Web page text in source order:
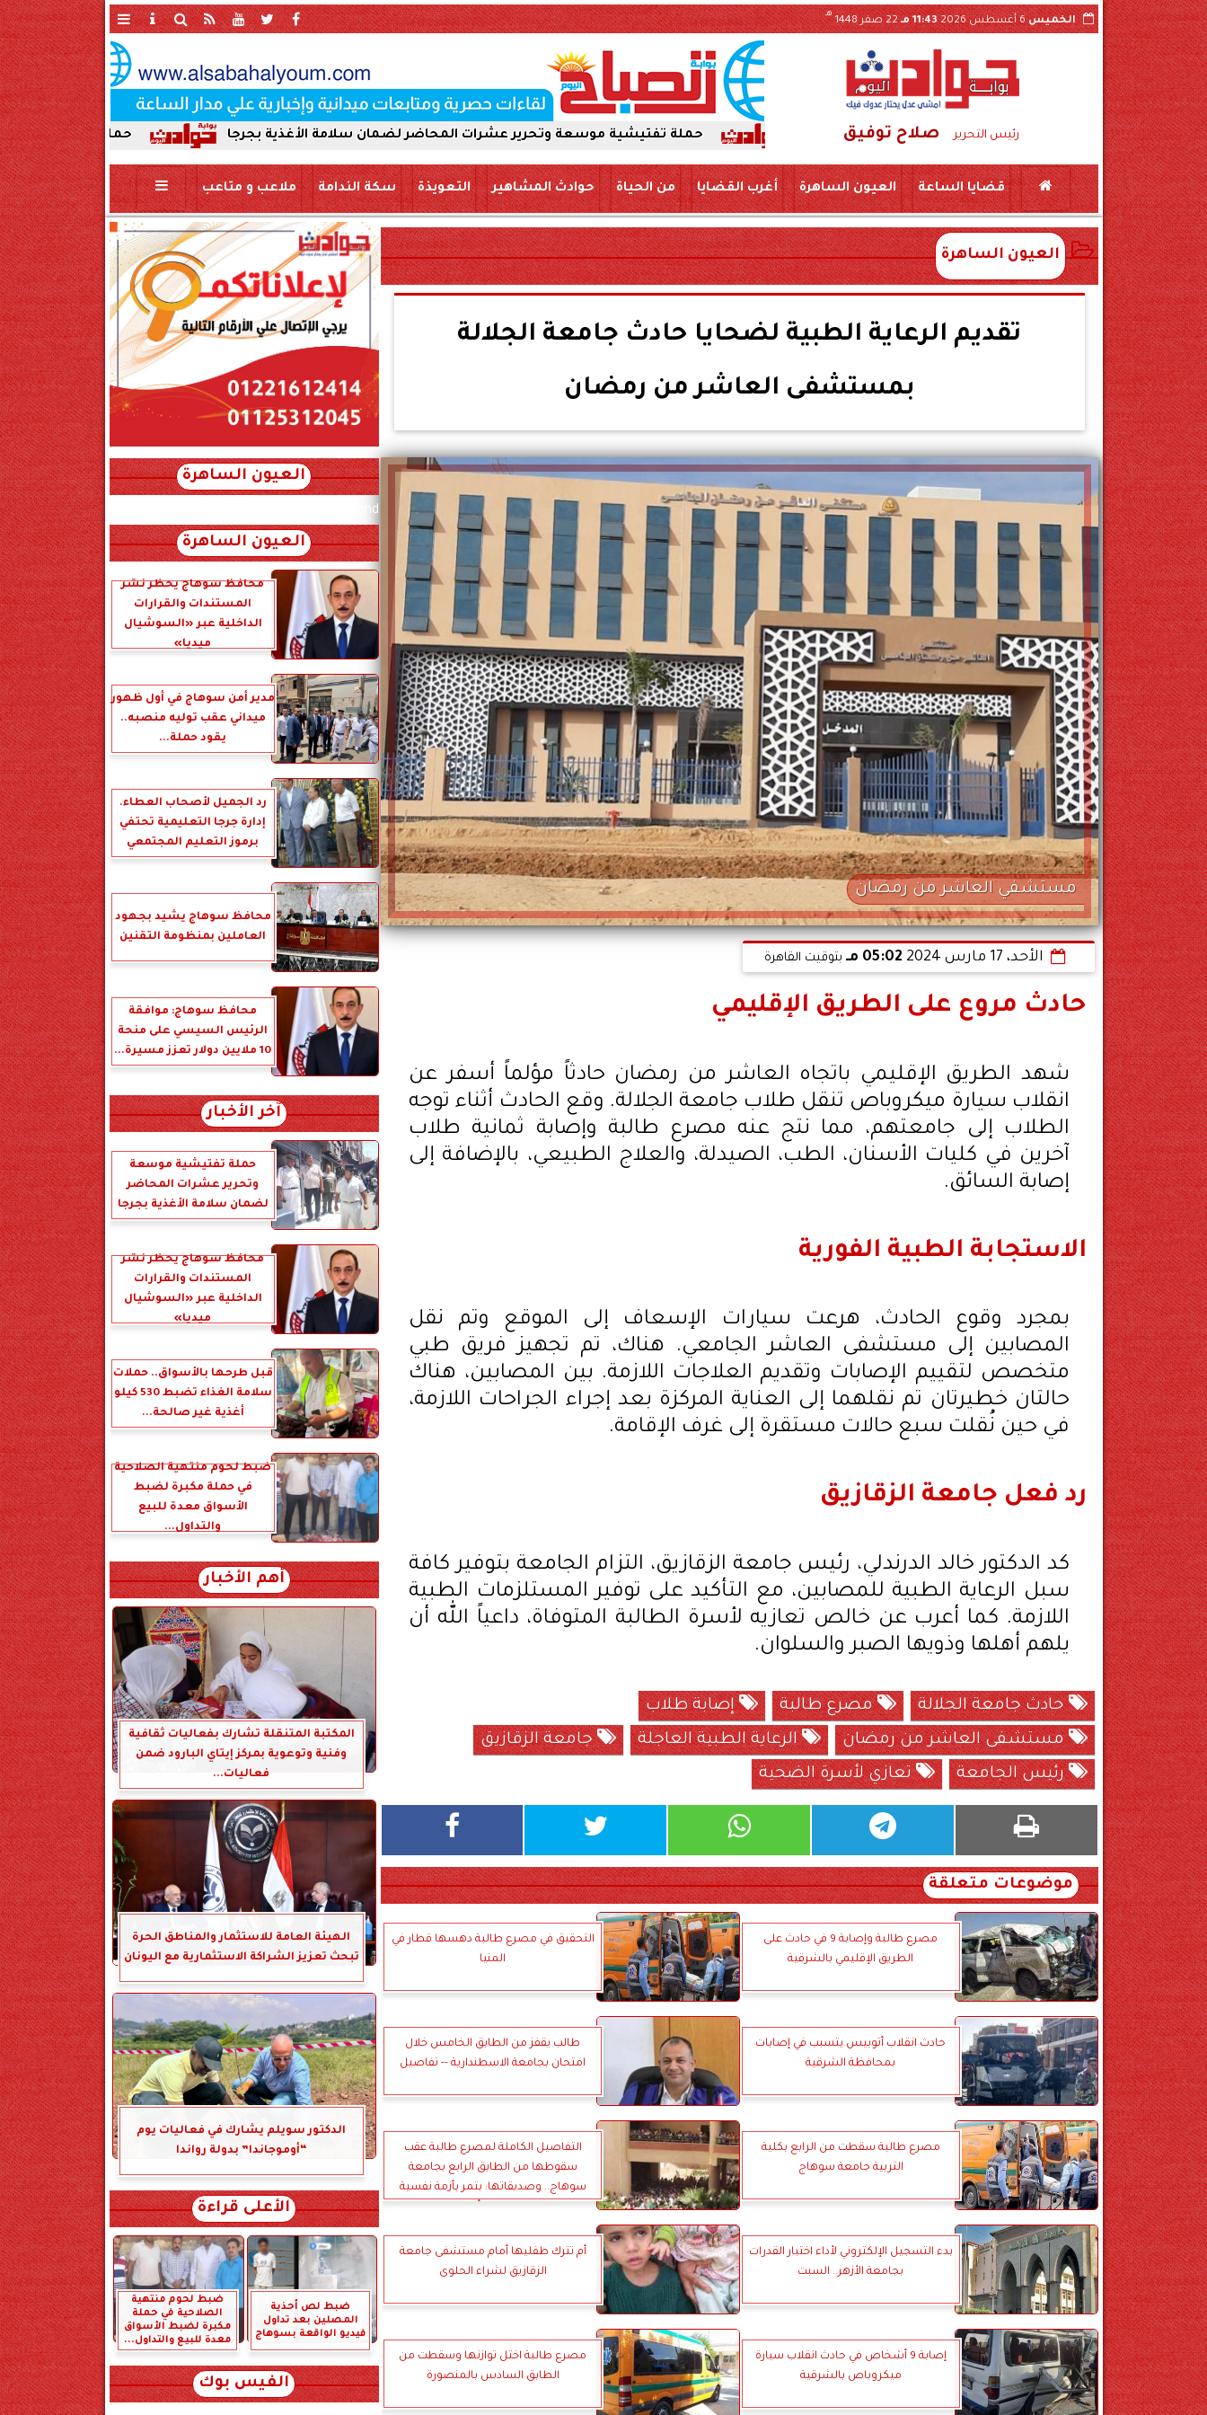
الخميس6 أغسطس 2026 11:43 مـ 22 صفر 1448
هـ
رئيس التحرير صلاح توفيق حملة صباحية مكبرة لإزالة حملة تفتيشية موسعة وتحرير عشرات المحاضر لضمان سلامة الأغذية بجرجا والقرارات الداخلية عبر «السوشيال ميديا»
قضايا الساعة العيون الساهرة أغرب القضايا من الحياة حوادث المشاهير التعويذة سكة الندامة ملاعب و متاعب
العيون الساهرة
تقديم الرعاية الطبية لضحايا حادث جامعة الجلالة
بمستشفى العاشر من رمضان
مستشفي العاشر من رمضان
الأحد، 17 مارس 2024 05:02 مـ بتوقيت القاهرة
حادث مروع على الطريق الإقليمي
شهد الطريق الإقليمي باتجاه العاشر من رمضان حادثاً مؤلماً أسفر عن
انقلاب سيارة ميكروباص تنقل طلاب جامعة الجلالة. وقع الحادث أثناء توجه
الطلاب إلى جامعتهم، مما نتج عنه مصرع طالبة وإصابة ثمانية طلاب
آخرين في كليات الأسنان، الطب، الصيدلة، والعلاج الطبيعي، بالإضافة إلى
إصابة السائق.
الاستجابة الطبية الفورية
بمجرد وقوع الحادث، هرعت سيارات الإسعاف إلى الموقع وتم نقل
المصابين إلى مستشفى العاشر الجامعي. هناك، تم تجهيز فريق طبي
متخصص لتقييم الإصابات وتقديم العلاجات اللازمة. بين المصابين، هناك
حالتان خطيرتان تم نقلهما إلى العناية المركزة بعد إجراء الجراحات اللازمة،
في حين نُقلت سبع حالات مستقرة إلى غرف الإقامة.
رد فعل جامعة الزقازيق
كد الدكتور خالد الدرندلي، رئيس جامعة الزقازيق، التزام الجامعة بتوفير كافة
سبل الرعاية الطبية للمصابين، مع التأكيد على توفير المستلزمات الطبية
اللازمة. كما أعرب عن خالص تعازيه لأسرة الطالبة المتوفاة، داعياً الله أن
يلهم أهلها وذويها الصبر والسلوان.
حادث جامعة الجلالة مصرع طالبة
إصابة طلاب
مستشفى العاشر من رمضان
الرعاية الطبية العاجلة
جامعة الزقازيق
رئيس الجامعة
تعازي لأسرة الضحية
موضوعات متعلقة
مصرع طالبة وإصابة 9 في حادث على
الطريق الإقليمي بالشرقية
التحقيق في مصرع طالبة دهسها قطار في
المنيا
حادث انقلاب أتوبيس يتسبب في إصابات
بمحافظة الشرقية
طالب يقفز من الطابق الخامس خلال
امتحان بجامعة الاسطندارية -- تفاصيل
مصرع طالبة سقطت من الرابع بكلية
التربية جامعة سوهاج
التفاصيل الكاملة لمصرع طالبة عقب
سقوطها من الطابق الرابع بجامعة
سوهاج.. وصديقاتها: بتمر بأزمة نفسية
بدء التسجيل الإلكتروني لأداء اختبار القدرات
بجامعة الأزهر.. السبت
أم تترك طفليها أمام مستشفى جامعة
الزقازيق لشراء الحلوى
إصابة 9 أشخاص في حادث انقلاب سيارة
ميكروباص بالشرقية
مصرع طالبة اختل توازنها وسقطت من
الطابق السادس بالمنصورة
العيون الساهرة
xml_json/rss/~12.xml x0n not found
العيون الساهرة
محافظ سوهاج يحظر نشر
المستندات والقرارات
الداخلية عبر «السوشيال
ميديا»
مدير أمن سوهاج في أول ظهور
ميداني عقب توليه منصبه..
يقود حملة...
رد الجميل لأصحاب العطاء.
إدارة جرجا التعليمية تحتفي
برموز التعليم المجتمعي
محافظ سوهاج يشيد بجهود
العاملين بمنظومة التقنين
محافظ سوهاج: موافقة
الرئيس السيسي على منحة
10 ملايين دولار تعزز مسيرة...
آخر الأخبار
حملة تفتيشية موسعة
وتحرير عشرات المحاضر
لضمان سلامة الأغذية بجرجا
محافظ سوهاج يحظر نشر
المستندات والقرارات
الداخلية عبر «السوشيال
ميديا»
قبل طرحها بالأسواق.. حملات
سلامة الغذاء تضبط 530 كيلو
أغذية غير صالحة...
ضبط لحوم منتهية الصلاحية
في حملة مكبرة لضبط
الأسواق معدة للبيع
والتداول...
أهم الأخبار
المكتبة المتنقلة تشارك بفعاليات ثقافية
وفنية وتوعوية بمركز إيتاي البارود ضمن
فعاليات...
الهيئة العامة للاستثمار والمناطق الحرة
تبحث تعزيز الشراكة الاستثمارية مع اليونان
الدكتور سويلم يشارك في فعاليات يوم
“أوموجاندا” بدولة رواندا
الأعلى قراءة
ضبط لص أحذية
المصلين بعد تداول
فيديو الواقعة بسوهاج
ضبط لحوم منتهية
الصلاحية في حملة
مكبرة لضبط الأسواق
معدة للبيع والتداول...
الفيس بوك